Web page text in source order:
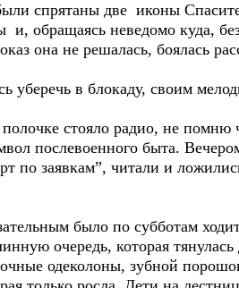
спрятаны две иконы
обращаясь неведомо куда,
она не решалась, боялась
уберечь в блокаду, своим
стояло радио, не помню
послевоенного быта.
по заявкам”, читали и
было по субботам
очередь, которая
одеколоны, зубной